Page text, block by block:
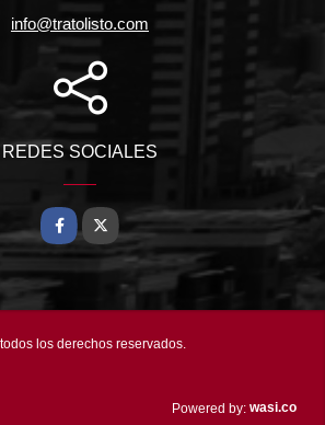
info@tratolisto.com
REDES SOCIALES
Facebook
X
los derechos reservados.
Powered by: wasi.co